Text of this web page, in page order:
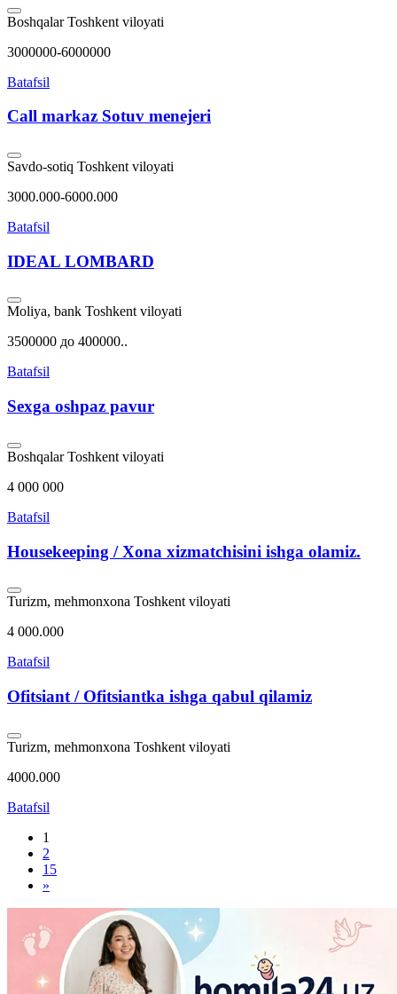
Boshqalar Toshkent viloyati
3000000-6000000
Batafsil
Call markaz Sotuv menejeri
Savdo-sotiq Toshkent viloyati
3000.000-6000.000
Batafsil
IDEAL LOMBARD
Moliya, bank Toshkent viloyati
3500000 до 400000..
Batafsil
Sexga oshpaz pavur
Boshqalar Toshkent viloyati
4 000 000
Batafsil
Housekeeping / Xona xizmatchisini ishga olamiz.
Turizm, mehmonxona Toshkent viloyati
4 000.000
Batafsil
Ofitsiant / Ofitsiantka ishga qabul qilamiz
Turizm, mehmonxona Toshkent viloyati
4000.000
Batafsil
1
2
15
»